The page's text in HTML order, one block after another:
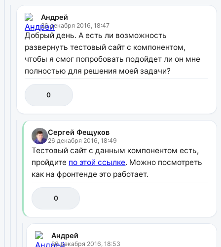
Андрей
26 декабря 2016, 18:47
Добрый день. А есть ли возможность
развернуть тестовый сайт с компонентом,
чтобы я смог попробовать подойдет ли он мне
полностью для решения моей задачи?
0
Сергей Фещуков
26 декабря 2016, 18:49
Тестовый сайт с данным компонентом есть,
пройдите по этой ссылке. Можно посмотреть
как на фронтенде это работает.
0
Андрей
26 декабря 2016, 18:53